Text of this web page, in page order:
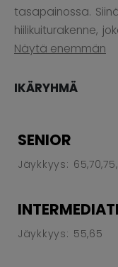
tasapainossa.
hiilikuiturakenne,
Näytä enemmän
IKÄRYHMÄ
SENIOR
Jäykkyys:
Jäykkyys: 55,65